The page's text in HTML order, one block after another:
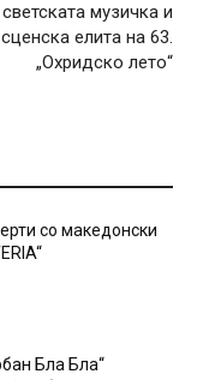
светската музичка и
сценска елита на 63.
„Охридско лето“
со македонски
Бла Бла“